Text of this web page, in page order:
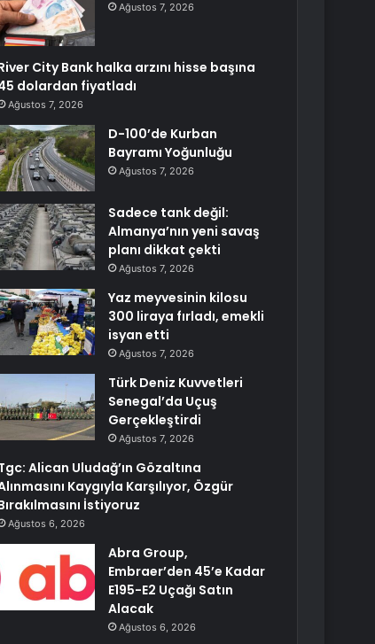
Ağustos 7, 2026
City Bank halka arzını hisse başına
dolardan fiyatladı
Ağustos 7, 2026
D-100’de Kurban
Bayramı Yoğunluğu
Ağustos 7, 2026
Sadece tank değil:
Almanya’nın yeni savaş
planı dikkat çekti
Ağustos 7, 2026
Yaz meyvesinin kilosu
300 liraya fırladı, emekli
isyan etti
Ağustos 7, 2026
Türk Deniz Kuvvetleri
Senegal’da Uçuş
Gerçekleştirdi
Ağustos 7, 2026
Alican Uludağ’ın Gözaltına
Kaygıyla Karşılıyor, Özgür
İstiyoruz
Ağustos 6, 2026
Abra Group,
Embraer’den 45’e Kadar
E195-E2 Uçağı Satın
Alacak
Ağustos 6, 2026